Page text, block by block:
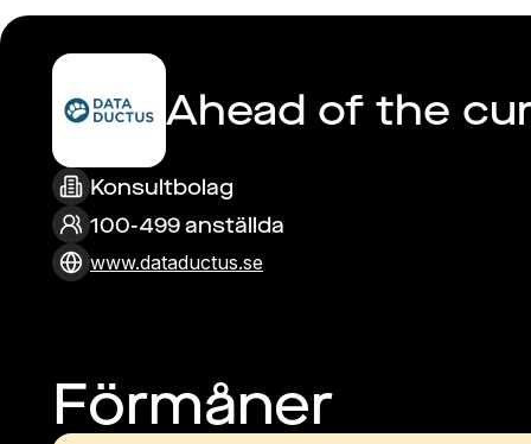
Ahead of the
Konsultbolag
100-499 anställda
www.dataductus.se
Förmåner